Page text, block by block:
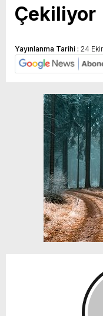
Çekiliyor
Yayınlanma Tarihi : 24